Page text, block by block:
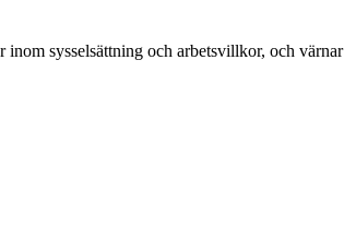
inom sysselsättning och arbetsvillkor, och värnar